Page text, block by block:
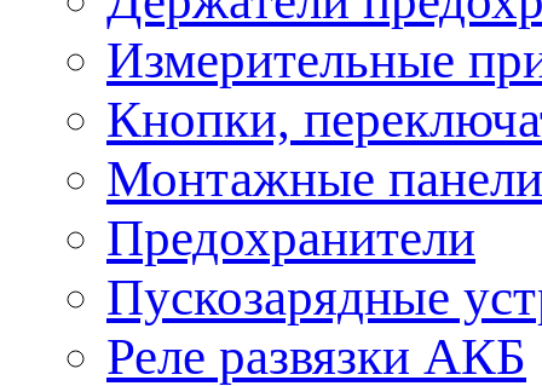
Измерительные
Кнопки,
Монтажные панели
Предохранители
Пускозарядные
Реле развязки АКБ